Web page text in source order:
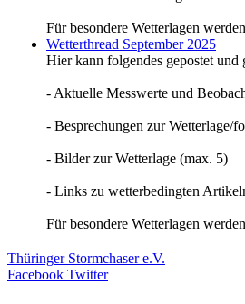
Für besondere Wetterlagen
Wetterthread September 2025
Hier kann folgendes gepostet und
- Aktuelle Messwerte und
- Besprechungen zur Wetterlage/
- Bilder zur Wetterlage (max. 5)
- Links zu wetterbedingten
Für besondere Wetterlagen
Thüringer Stormchaser e.V.
Facebook Twitter